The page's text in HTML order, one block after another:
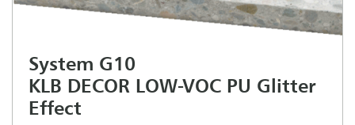
System G10
KLB DECOR LOW-VOC PU Glitter
Effect